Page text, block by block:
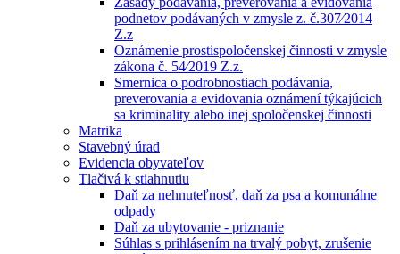
podnetov podávaných v zmysle z. č.307⁄2014
Z.z
Oznámenie prostispoločenskej činnosti v zmysle
zákona č. 54⁄2019 Z.z.
Smernica o podrobnostiach podávania,
preverovania a evidovania oznámení týkajúcich
sa kriminality alebo inej spoločenskej činnosti
Matrika
Stavebný úrad
Evidencia obyvateľov
Tlačivá k stiahnutiu
Daň za nehnuteľnosť, daň za psa a komunálne
odpady
Daň za ubytovanie - priznanie
Súhlas s prihlásením na trvalý pobyt, zrušenie